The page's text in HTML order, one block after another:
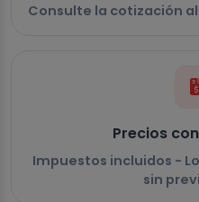
Consulte la cotización
Precios
Impuestos incluidos -
sin